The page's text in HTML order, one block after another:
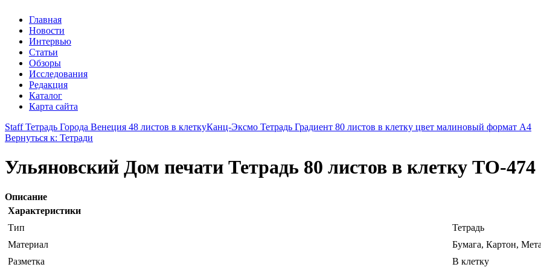
Главная
Новости
Интервью
Статьи
Обзоры
Исследования
Редакция
Каталог
Карта сайта
Staff Тетрадь Города Венеция 48 листов в клеткуКанц-Эксмо Тетрадь Градиент 80 листов в клетку цвет малиновый формат А4
Вернуться к: Тетради
Ульяновский Дом печати Тетрадь 80 листов в клетку ТО-474
Описание
Характеристики
Тип
Тетрадь
Материал
Бумага, Картон,
Разметка
В клетку